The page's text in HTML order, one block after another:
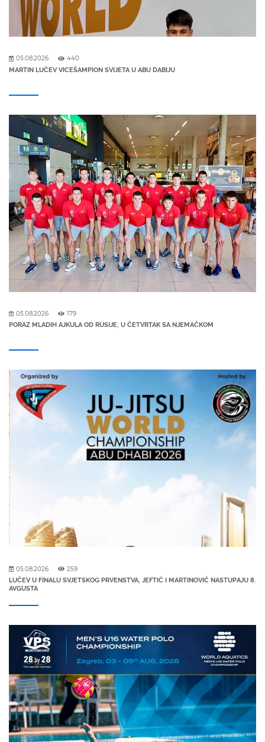
05.08.2026 440
MARTIN LUČEV VICEŠAMPION SVIJETA U ABU DABIJU
05.08.2026 179
PORAZ MLADIH AJKULA OD RUSIJE, U ČETVRTAK SA NJEMAČKOM
05.08.2026 259
LUČEV U FINALU SVJETSKOG PRVENSTVA, JEFTIĆ I MARTINOVIĆ NASTUPAJU 8.
AVGUSTA